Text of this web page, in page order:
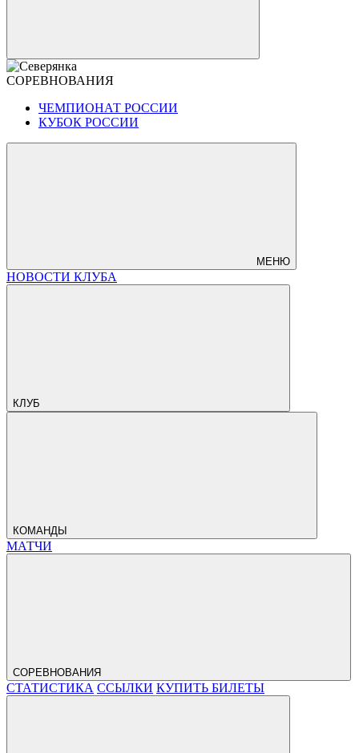
СОРЕВНОВАНИЯ
ЧЕМПИОНАТ РОССИИ
КУБОК РОССИИ
МЕНЮ
НОВОСТИ КЛУБА
КЛУБ
КОМАНДЫ
МАТЧИ
СОРЕВНОВАНИЯ
СТАТИСТИКА ССЫЛКИ КУПИТЬ БИЛЕТЫ